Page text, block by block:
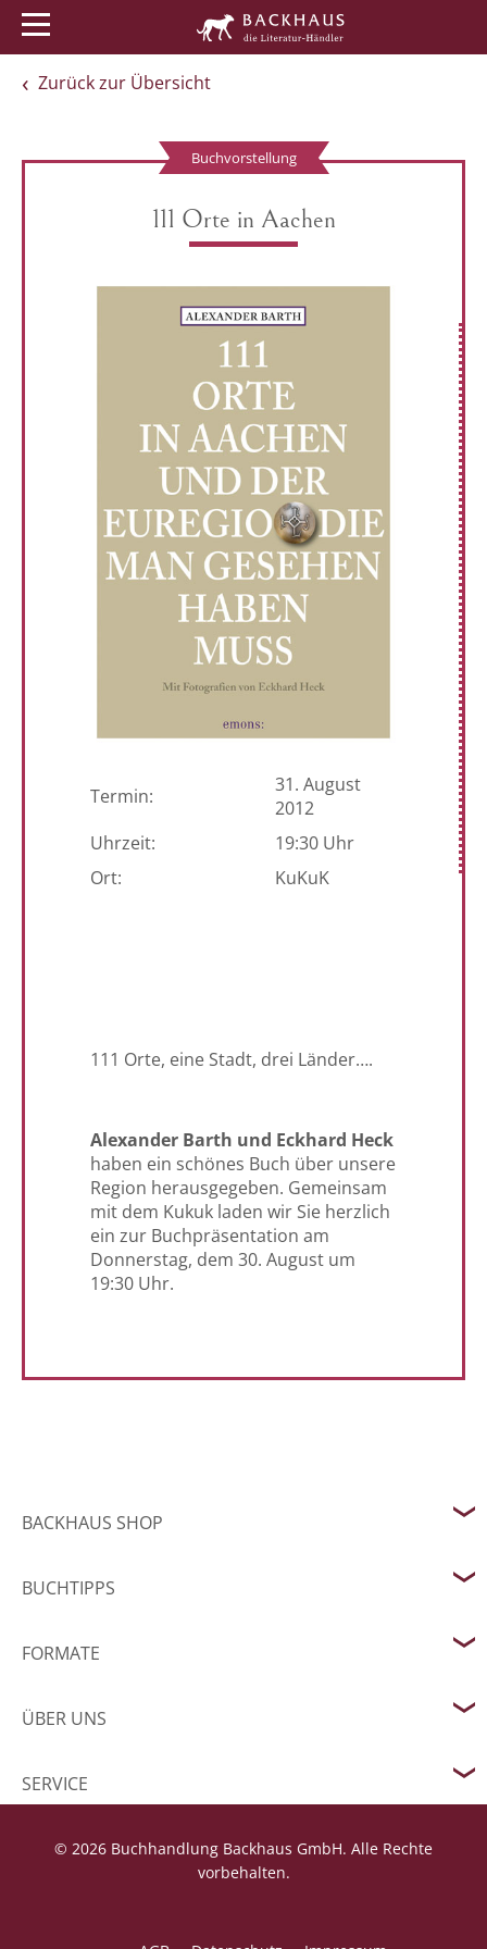
Zurück zur Übersicht
Buchvorstellung
111 Orte in Aachen
Termin:
31. August
2012
Uhrzeit:
19:30 Uhr
Ort:
KuKuK
111 Orte, eine Stadt, drei Länder….
Alexander Barth und Eckhard Heck
haben ein schönes Buch über unsere
Region herausgegeben. Gemeinsam
mit dem Kukuk laden wir Sie herzlich
ein zur Buchpräsentation am
Donnerstag, dem 30. August um
19:30 Uhr.
BACKHAUS SHOP
BUCHTIPPS
FORMATE
ÜBER UNS
SERVICE
© 2026 Buchhandlung Backhaus GmbH. Alle Rechte
vorbehalten.